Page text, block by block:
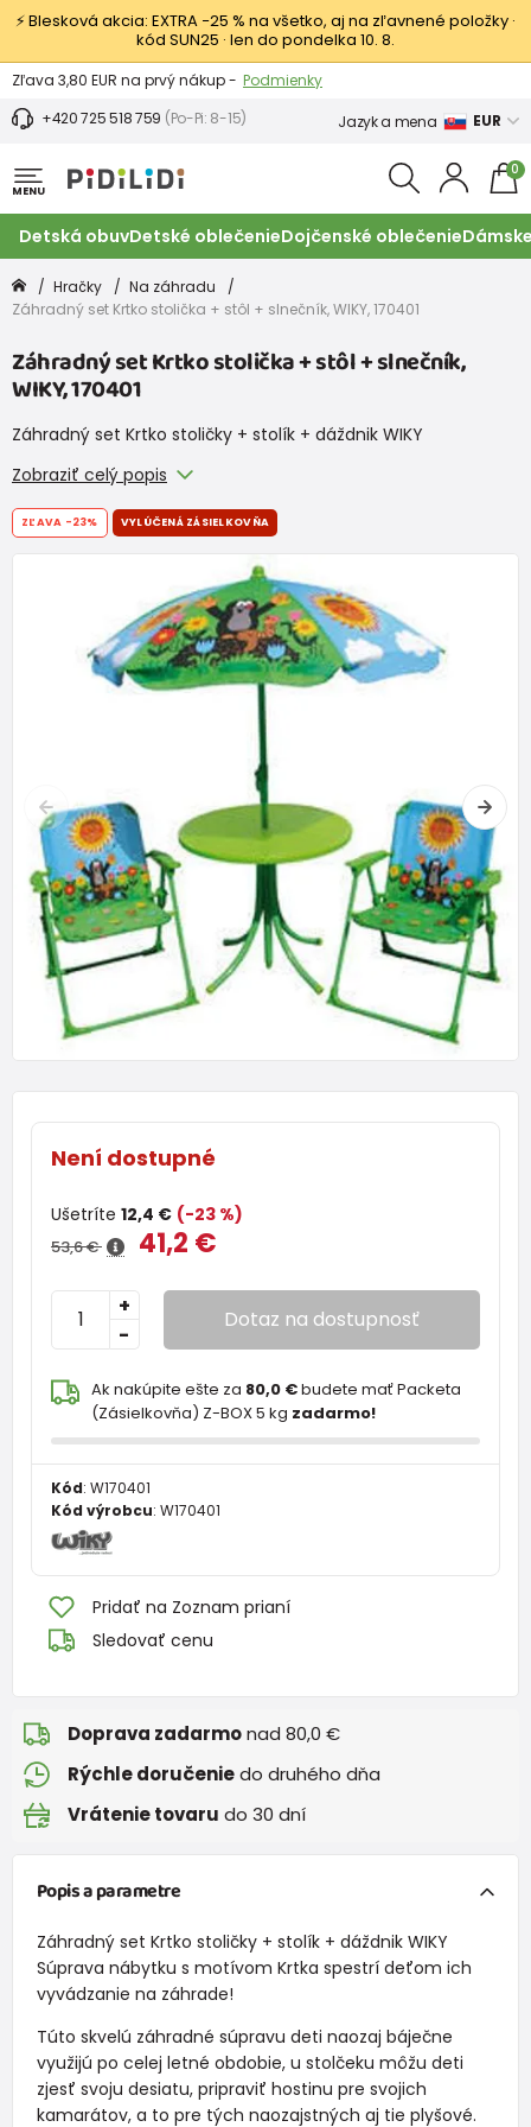
⚡ Blesková akcia: EXTRA −25 % na všetko, aj na zľavnené položky ·
kód SUN25 · len do pondelka 10. 8.
Výmena a vrátenie tovaru - Zobraziť
Zľava 3,80 EUR na prvý nákup - Podmienky
+420 725 518 759 (Po-Pi: 8-15) Jazyk a mena EUR
MENU
0
Detská obuvDetské oblečenieDojčenské oblečenie
Hračky
Na záhradu
Záhradný set Krtko stolička + stôl + slnečník, WIKY, 170401
Záhradný set Krtko stolička + stôl + slnečník,
WIKY, 170401
Záhradný set Krtko stoličky + stolík + dáždnik WIKY
Zobraziť celý popis
Není dostupné
Ušetríte 12,4 € (-23 %)
53,6 € 41,2 €
-
+ Dotaz na dostupnosť
Ak nakúpite ešte za 80,0 €budete mať Packeta
(Zásielkovňa) Z-BOX 5 kg zadarmo!
Kód: W170401
Kód výrobcu: W170401
Pridať na Zoznam prianí
Sledovať cenu
ZĽAVA -23% VYLÚČENÁ ZÁSIELKOVŇA
Doprava zadarmonad 80,0 €
Rýchle doručeniedo druhého dňa
Vrátenie tovaru do 30 dní
Popis a parametre
Záhradný set Krtko stoličky + stolík + dáždnik WIKY
Súprava nábytku s motívom Krtka spestrí deťom ich
vyvádzanie na záhrade!
Túto skvelú záhradné súpravu deti naozaj báječne
využijú po celej letné obdobie, u stolčeku môžu deti
zjesť svoju desiatu, pripraviť hostinu pre svojich
kamarátov, a to pre tých naozajstných aj tie plyšové.